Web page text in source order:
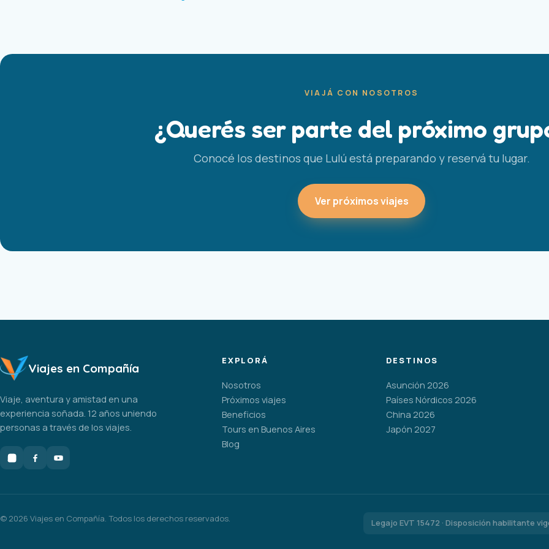
VIAJÁ CON NOSOTROS
¿Querés ser parte del próximo
Conocé los destinos que Lulú está preparando y reservá tu lugar.
Ver próximos viajes
Viajes en Compañía
Viaje, aventura y amistad en una
experiencia soñada. 12 años uniendo
personas a través de los viajes.
EXPLORÁ
Nosotros
Próximos viajes
Beneficios
Tours en Buenos Aires
Blog
DESTINOS
Asunción 2026
Países Nórdicos 2026
China 2026
Japón 2027
© 2026 Viajes en Compañía. Todos los derechos reservados. Legajo EVT 15472 · Disposición habilitante